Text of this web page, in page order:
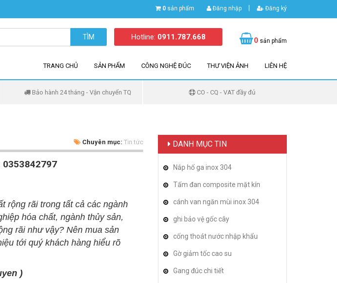
0 sản phẩm Đăng nhập Đăng ký
TÌM Hotline: 0911.787.668 0 sản phẩm
TRANG CHỦ SẢN PHẨM CÔNG NGHỆ ĐÚC THƯ VIỆN ẢNH LIÊN HỆ
Bảo hành 24 tháng - Vận chuyển TQ CO - CQ - VAT đầy đủ
Chuyên mục: Tin tức
0353842797
rộng rãi trong tất cả các ngành
hóa chất, ngành thủy sản,
rãi như vậy? Nên mua sản
tới quý khách hàng hiểu rõ
)
DANH MỤC TIN
Nắp hố ga inox 304
Tấm đan composite mặt kín
cánh van ngăn mùi inox 304
ghi bảo vệ gốc cây
cống thoát nước nhập khẩu
Gờ giảm tốc cao su
Gang đúc chi tiết